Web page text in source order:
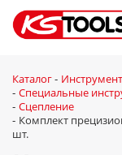
Каталог -
- Специальные
- Сцепление
- Комплект
шт.